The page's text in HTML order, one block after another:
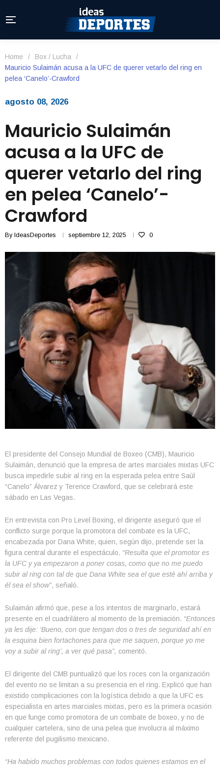
Home / Box / Lucha
/
Mauricio Sulaimán acusa a la UFC de querer vetarlo del ring en
pelea ‘Canelo’-Crawford
agosto 08, 2026
Mauricio Sulaimán
acusa a la UFC de
querer vetarlo del ring
en pelea ‘Canelo’-
Crawford
By IdeasDeportes septiembre 12, 2025 0
El presidente del Consejo Mundial de Boxeo (CMB), Mauricio
Sulaimán, denunció que la empresa de artes marciales mixtas UFC
busca impedirle subir al ring en la esperada pelea entre Saúl
“Canelo” Álvarez y Terence Crawford, que se celebrará este
sábado en Las Vegas.
En entrevista con Pro Level Boxing, el dirigente aseguró que el
conflicto surge porque la promotora del combate es la UFC,
encabezada por Dana White, quien, según dijo, pretende ser la
figura central durante el espectáculo. “Resulta que el promotor es
la UFC y ya empezaron a poner cosas, como que no me puedo
subir al ring con tal de que Dana White sea el que esté ahí arriba y
él sea el show”, señaló.
Sulaimán afirmó que, pese a los intentos de marginarlo, estará
presente en el cuadrilátero al momento de la premiación. “Entonces
ya les dije: ‘Bueno, con que tengan dos o tres de seguridad ahí en
la esquina bien fortachones para que me saquen, porque yo me
voy a subir al ring’, a ver qué pasa”, comentó.
El dirigente del CMB puntualizó que los roces con la organización
del evento no se limitan a su presencia en el ring. Explicó que han
existido complicaciones con la logística debido a que la UFC es
especialista en artes marciales mixtas, pero es la primera ocasión
en que funge como promotora de un combate de boxeo, y no de
cualquier cartelera, sino de una pelea que involucra al máximo
referente del pugilismo mexicano.
“Ha habido muchos problemas con todos quienes estamos en el